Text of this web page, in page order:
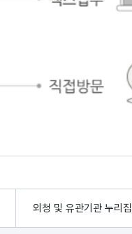
외청 및 유관기관 누리집